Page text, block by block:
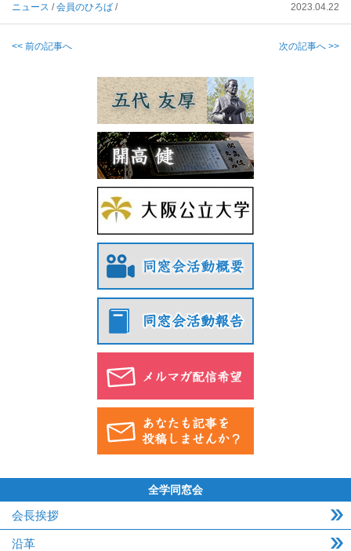
ニュース /会員のひろば / 2023.04.22
<< 前の記事へ 次の記事へ >>
全学同窓会
会長挨拶
沿革